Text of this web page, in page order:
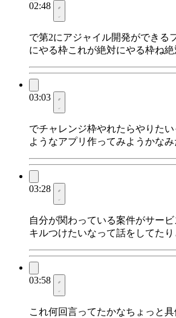
02:48
で第2にアジャイル開発ができる
にやる枠これが絶対にやる枠ね
03:03
でチャレンジ枠やれたらやりた
ようなアプリ作ってみようかな
03:28
自分が関わっている案件がサー
キルつけたいなって話をしてた
03:58
これ何回言ってたかなちょっと